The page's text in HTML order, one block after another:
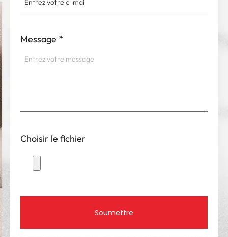
Message *
Choisir le fichier
Soumettre